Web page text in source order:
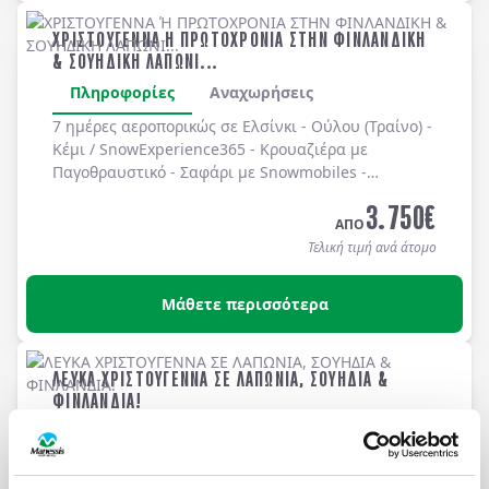
ΧΡΙΣΤΟΥΓΕΝΝΑ Η ΠΡΩΤΟΧΡΟΝΙΑ ΣΤΗΝ ΦΙΝΛΑΝΔΙΚΗ
& ΣΟΥΗΔΙΚΗ ΛΑΠΩΝΙ...
Πληροφορίες
Αναχωρήσεις
7 ημέρες αεροπορικώς σε Ελσίνκι - Ούλου (Τραίνο) -
Κέμι / SnowExperience365 - Κρουαζιέρα με
Παγοθραυστικό - Σαφάρι με Snowmobiles -
Χάσκις, Φάρμα Ταράνδων, Βόρειο Σέλας - Λούλεο -
Στοκχόλμη. Διαμονή σε επιλεγμένα ξενοδοχεία
Πρωτοχρονιάτικου στις 31/12).
ΑΠΟ3.750€
Τελική τιμή ανά άτομο
Μάθετε περισσότερα
ΛΕΥΚΑ ΧΡΙΣΤΟΥΓΕΝΝΑ ΣΕ ΛΑΠΩΝΙΑ, ΣΟΥΗΔΙΑ &
ΦΙΝΛΑΝΔΙΑ!
8 ημέρες αεροπορικώς σε Ελσίνκι - Ροβανιέμι /